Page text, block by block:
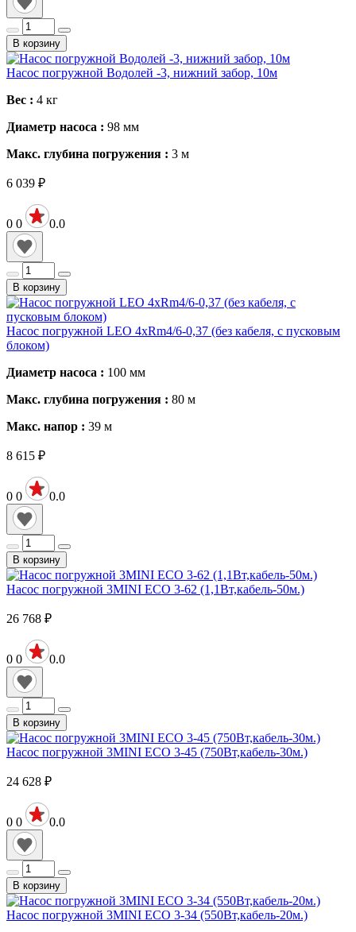
В корзину
Насос погружной Водолей -3, нижний забор, 10м
Вес : 4 кг
Диаметр насоса : 98 мм
Макс. глубина погружения : 3 м
6 039 ₽
0 0 0.0
В корзину
Насос погружной LEO 4хRm4/6-0,37 (без кабеля, с пусковым
блоком)
Диаметр насоса : 100 мм
Макс. глубина погружения : 80 м
Макс. напор : 39 м
8 615 ₽
0 0 0.0
В корзину
Насос погружной 3MINI ECO 3-62 (1,1Вт,кабель-50м.)
26 768 ₽
0 0 0.0
В корзину
Насос погружной 3MINI ECO 3-45 (750Вт,кабель-30м.)
24 628 ₽
0 0 0.0
В корзину
Насос погружной 3MINI ECO 3-34 (550Вт,кабель-20м.)